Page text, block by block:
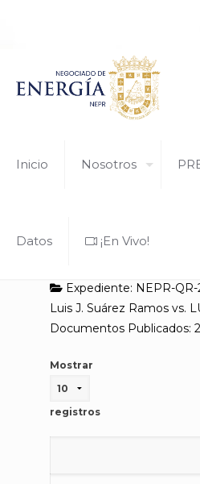
¿Tiene alguna pregunta?
Inicio Nosotros
Datos ¡En Vivo!
Expediente: NEPR-
Luis J. Suárez Ramos vs.
Documentos Publicados: 2
Mostrar
registros